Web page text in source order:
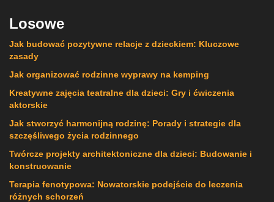
Losowe
Jak budować pozytywne relacje z dzieckiem: Kluczowe
zasady
Jak organizować rodzinne wyprawy na kemping
Kreatywne zajęcia teatralne dla dzieci: Gry i ćwiczenia
aktorskie
Jak stworzyć harmonijną rodzinę: Porady i strategie dla
szczęśliwego życia rodzinnego
Twórcze projekty architektoniczne dla dzieci: Budowanie i
konstruowanie
Terapia fenotypowa: Nowatorskie podejście do leczenia
różnych schorzeń